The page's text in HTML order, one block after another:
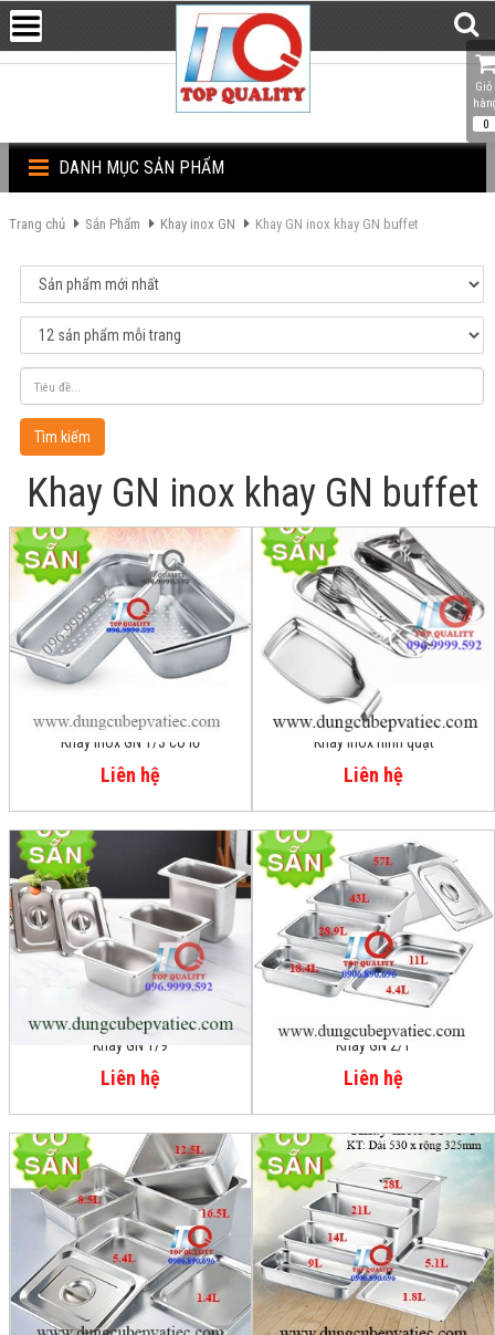
DANH MỤC SẢN PHẨM
Trang chủ Sản Phẩm Khay inox GN Khay GN inox khay GN buffet
Tìm kiếm
Khay GN inox khay GN buffet
Khay inox GN 1/3 có lỗ
Liên hệ
Khay inox hình quạt
Liên hệ
Khay GN 1/9
Liên hệ
Khay GN 2/1
Liên hệ
Giỏ
0